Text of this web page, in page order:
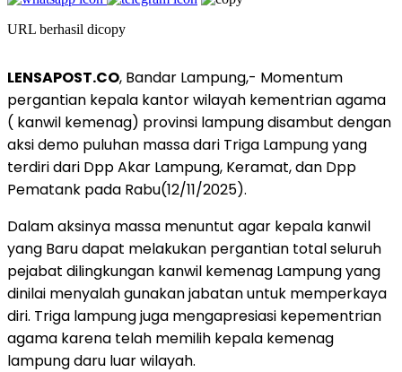
URL berhasil dicopy
LENSAPOST.CO, Bandar Lampung,- Momentum
pergantian kepala kantor wilayah kementrian agama
( kanwil kemenag) provinsi lampung disambut dengan
aksi demo puluhan massa dari Triga Lampung yang
terdiri dari Dpp Akar Lampung, Keramat, dan Dpp
Pematank pada Rabu(12/11/2025).
Dalam aksinya massa menuntut agar kepala kanwil
yang Baru dapat melakukan pergantian total seluruh
pejabat dilingkungan kanwil kemenag Lampung yang
dinilai menyalah gunakan jabatan untuk memperkaya
diri. Triga lampung juga mengapresiasi kepementrian
agama karena telah memilih kepala kemenag
lampung daru luar wilayah.